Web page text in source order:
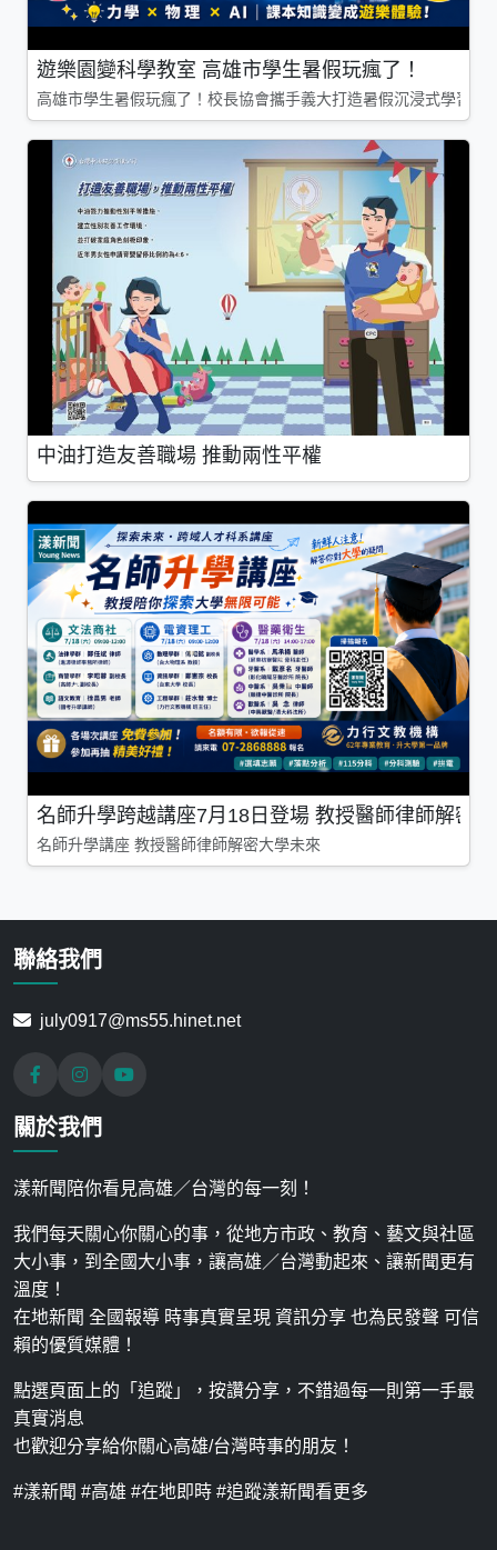
遊樂園變科學教室 高雄市學生暑假玩瘋了！
高雄市學生暑假玩瘋了！校長協會攜手義大打造暑假沉浸式學習基
中油打造友善職場 推動兩性平權
名師升學跨越講座7月18日登場 教授醫師律師解密
名師升學講座 教授醫師律師解密大學未來
聯絡我們
july0917@ms55.hinet.net
關於我們
漾新聞陪你看見高雄／台灣的每一刻！
我們每天關心你關心的事，從地方市政、教育、藝文與社區
大小事，到全國大小事，讓高雄／台灣動起來、讓新聞更有
溫度！
在地新聞 全國報導 時事真實呈現 資訊分享 也為民發聲 可信
賴的優質媒體！
點選頁面上的「追蹤」，按讚分享，不錯過每一則第一手最
真實消息
也歡迎分享給你關心高雄/台灣時事的朋友！
#漾新聞 #高雄 #在地即時 #追蹤漾新聞看更多